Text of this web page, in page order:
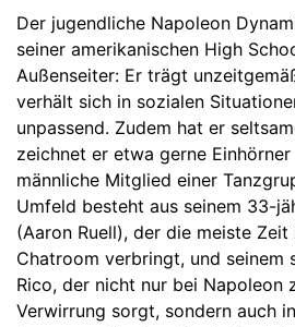
Der jugendliche Napoleon
seiner amerikanischen High
Außenseiter: Er trägt
verhält sich in sozialen
unpassend. Zudem hat er
zeichnet er etwa gerne
männliche Mitglied einer
Umfeld besteht aus seinem 33-
(Aaron Ruell), der die meiste Zeit
Chatroom verbringt, und seinem
Rico, der nicht nur bei Napoleon
Verwirrung sorgt, sondern auch